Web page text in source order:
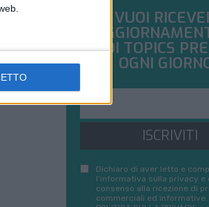
VUOI
TUOI TOPICS
OGNI
ISCRIVITI
Dichiaro di aver letto e
l'informativa sulla privacy e
consenso alla ricezione di
commerciali ed informative.